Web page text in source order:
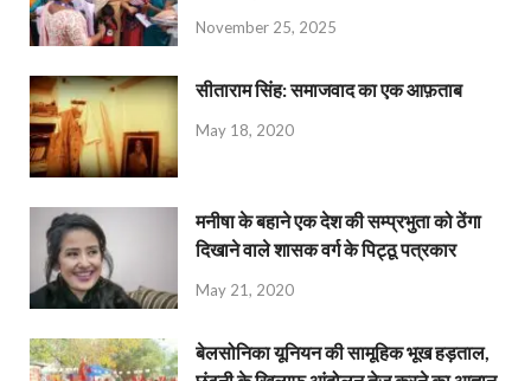
November 25, 2025
सीताराम सिंह: समाजवाद का एक आफ़ताब
May 18, 2020
मनीषा के बहाने एक देश की सम्प्रभुता को ठेंगा
दिखाने वाले शासक वर्ग के पिट्ठू पत्रकार
May 21, 2020
बेलसोनिका यूनियन की सामूहिक भूख हड़ताल,